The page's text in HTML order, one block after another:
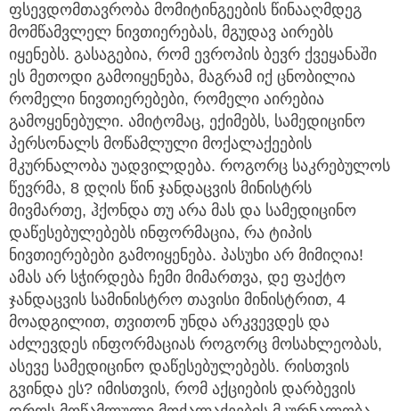
ფსევდომთავრობა მომიტინგეების წინააღმდეგ
მომწამვლელ ნივთიერებას, მგუდავ აირებს
იყენებს. გასაგებია, რომ ევროპის ბევრ ქვეყანაში
ეს მეთოდი გამოიყენება, მაგრამ იქ ცნობილია
რომელი ნივთიერებები, რომელი აირებია
გამოყენებული. ამიტომაც, ექიმებს, სამედიცინო
პერსონალს მოწამლული მოქალაქეების
მკურნალობა უადვილდება. როგორც საკრებულოს
წევრმა, 8 დღის წინ ჯანდაცვის მინისტრს
მივმართე, ჰქონდა თუ არა მას და სამედიცინო
დაწესებულებებს ინფორმაცია, რა ტიპის
ნივთიერებები გამოიყენება. პასუხი არ მიმიღია!
ამას არ სჭირდება ჩემი მიმართვა, დე ფაქტო
ჯანდაცვის სამინისტრო თავისი მინისტრით, 4
მოადგილით, თვითონ უნდა არკვევდეს და
აძლევდეს ინფორმაციას როგორც მოსახლეობას,
ასევე სამედიცინო დაწესებულებებს. რისთვის
გვინდა ეს? იმისთვის, რომ აქციების დარბევის